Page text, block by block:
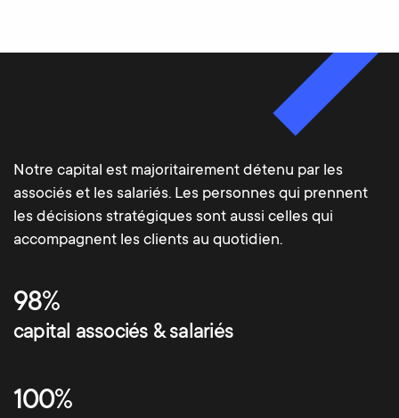
Notre capital est majoritairement détenu par les
associés et les salariés. Les personnes qui prennent
les décisions stratégiques sont aussi celles qui
accompagnent les clients au quotidien.
98%
capital associés & salariés
100%